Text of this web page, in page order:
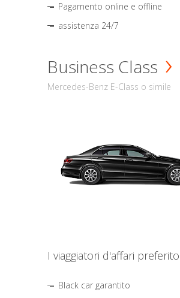
Pagamento online e offline
assistenza 24/7
Business Class
Mercedes-Benz E-Class o simile
I viaggiatori d'affari preferito
Black car garantito